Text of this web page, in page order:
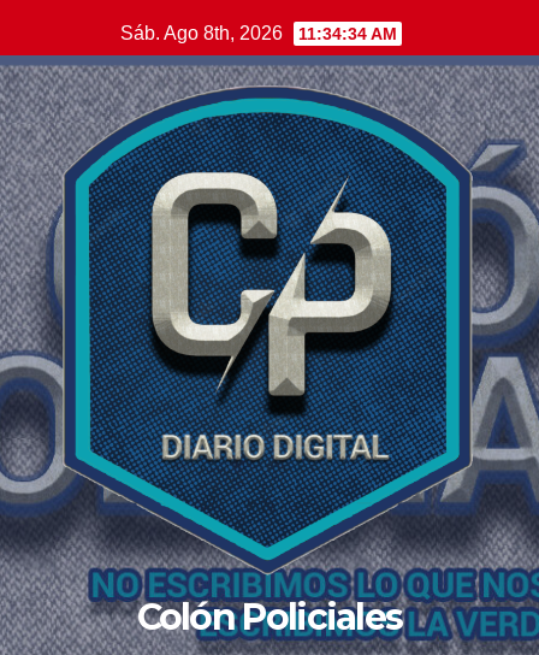
al
contenido
Sáb. Ago 8th, 2026 11:34:35 AM
Colón Policiales